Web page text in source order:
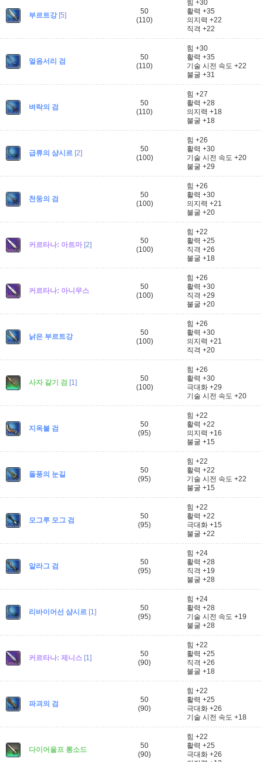
부르트강 [5]
50
(110)
힘 +30
활력 +35
의지력 +22
직격 +22
얼음서리 검
50
(110)
힘 +30
활력 +35
기술 시전 속도 +22
불굴 +31
벼락의 검
50
(110)
힘 +27
활력 +28
의지력 +18
불굴 +18
급류의 샴시르 [2]
50
(100)
힘 +26
활력 +30
기술 시전 속도 +20
불굴 +29
천둥의 검
50
(100)
힘 +26
활력 +30
의지력 +21
불굴 +20
커르타나: 아트마 [2]
50
(100)
힘 +22
활력 +25
직격 +26
불굴 +18
커르타나: 아니무스
50
(100)
힘 +26
활력 +30
직격 +29
불굴 +20
낡은 부르트강
50
(100)
힘 +26
활력 +30
의지력 +21
직격 +20
사자 갈기 검 [1]
50
(100)
힘 +26
활력 +30
극대화 +29
기술 시전 속도 +20
지옥불 검
50
(95)
힘 +22
활력 +22
의지력 +16
불굴 +15
돌풍의 눈길
50
(95)
힘 +22
활력 +22
기술 시전 속도 +22
불굴 +15
모그루 모그 검
50
(95)
힘 +22
활력 +22
극대화 +15
불굴 +22
알라그 검
50
(95)
힘 +24
활력 +28
직격 +19
불굴 +28
리바이어선 샴시르 [1]
50
(95)
힘 +24
활력 +28
기술 시전 속도 +19
불굴 +28
커르타나: 제니스 [1]
50
(90)
힘 +22
활력 +25
직격 +26
불굴 +18
파괴의 검
50
(90)
힘 +22
활력 +25
극대화 +26
기술 시전 속도 +18
다이어울프 롱소드
50
(90)
힘 +22
활력 +25
극대화 +26